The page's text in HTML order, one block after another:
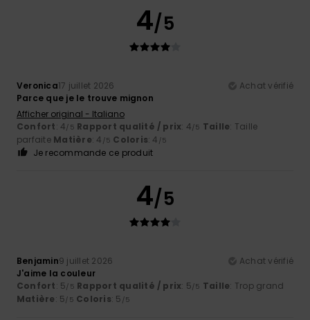
4/5
Veronica17 juillet 2026
Achat vérifié
Parce que je le trouve mignon
Afficher original - Italiano
Confort: 4/5 Rapport qualité / prix: 4/5 Taille: Taille
parfaite Matière: 4 /5 Coloris: 4 /5
Je recommande ce produit
4/5
Benjamin9 juillet 2026
Achat vérifié
J'aime la couleur
Confort: 5/5 Rapport qualité / prix: 5/5 Taille: Trop grand
Matière: 5/5 Coloris: 5 /5